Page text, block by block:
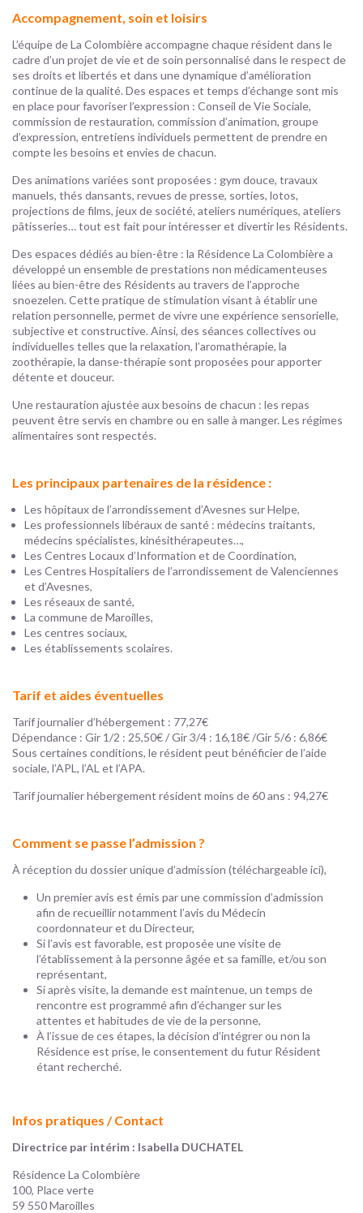
Accompagnement, soin et loisirs
L’équipe de La Colombière accompagne chaque résident dans le
cadre d’un projet de vie et de soin personnalisé dans le respect de
ses droits et libertés et dans une dynamique d’amélioration
continue de la qualité. Des espaces et temps d’échange sont mis
en place pour favoriser l’expression : Conseil de Vie Sociale,
commission de restauration, commission d’animation, groupe
d’expression, entretiens individuels permettent de prendre en
compte les besoins et envies de chacun.
Des animations variées sont proposées : gym douce, travaux
manuels, thés dansants, revues de presse, sorties, lotos,
projections de films, jeux de société, ateliers numériques, ateliers
pâtisseries… tout est fait pour intéresser et divertir les Résidents.
Des espaces dédiés au bien-être : la Résidence La Colombière a
développé un ensemble de prestations non médicamenteuses
liées au bien-être des Résidents au travers de l’approche
snoezelen. Cette pratique de stimulation visant à établir une
relation personnelle, permet de vivre une expérience sensorielle,
subjective et constructive. Ainsi, des séances collectives ou
individuelles telles que la relaxation, l’aromathérapie, la
zoothérapie, la danse-thérapie sont proposées pour apporter
détente et douceur.
Une restauration ajustée aux besoins de chacun : les repas
peuvent être servis en chambre ou en salle à manger. Les régimes
alimentaires sont respectés.
Les principaux partenaires de la résidence :
Les hôpitaux de l’arrondissement d’Avesnes sur Helpe,
Les professionnels libéraux de santé : médecins traitants,
médecins spécialistes, kinésithérapeutes…,
Les Centres Locaux d’Information et de Coordination,
Les Centres Hospitaliers de l’arrondissement de Valenciennes
et d’Avesnes,
Les réseaux de santé,
La commune de Maroilles,
Les centres sociaux,
Les établissements scolaires.
Tarif et aides éventuelles
Tarif journalier d’hébergement : 77,27€
Dépendance : Gir 1/2 : 25,50€ / Gir 3/4 : 16,18€ /Gir 5/6 : 6,86€
Sous certaines conditions, le résident peut bénéficier de l’aide
sociale, l’APL, l’AL et l’APA.
Tarif journalier hébergement résident moins de 60 ans : 94,27€
Comment se passe l’admission ?
À réception du dossier unique d’admission (téléchargeable ici),
Un premier avis est émis par une commission d’admission
afin de recueillir notamment l’avis du Médecin
coordonnateur et du Directeur,
Si l’avis est favorable, est proposée une visite de
l’établissement à la personne âgée et sa famille, et/ou son
représentant,
Si après visite, la demande est maintenue, un temps de
rencontre est programmé afin d’échanger sur les
attentes et habitudes de vie de la personne,
À l’issue de ces étapes, la décision d’intégrer ou non la
Résidence est prise, le consentement du futur Résident
étant recherché.
Infos pratiques / Contact
Directrice par intérim : Isabella DUCHATEL
Résidence La Colombière
100, Place verte
59 550 Maroilles